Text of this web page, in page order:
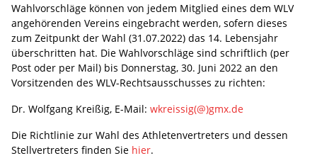
Wahlvorschläge können von jedem Mitglied eines dem WLV
angehörenden Vereins eingebracht werden, sofern dieses
zum Zeitpunkt der Wahl (31.07.2022) das 14. Lebensjahr
überschritten hat. Die Wahlvorschläge sind schriftlich (per
Post oder per Mail) bis Donnerstag, 30. Juni 2022 an den
Vorsitzenden des WLV-Rechtsausschusses zu richten:
Dr. Wolfgang Kreißig, E-Mail: wkreissig(@)gmx.de
Die Richtlinie zur Wahl des Athletenvertreters und dessen
Stellvertreters finden Sie hier.